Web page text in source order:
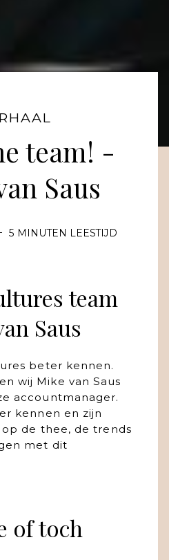
team! -
Saus
5 MINUTEN LEESTIJD
team
Saus
beter kennen.
wij Mike van Saus
accountmanager.
kennen en zijn
de thee, de trends
met dit
of toch